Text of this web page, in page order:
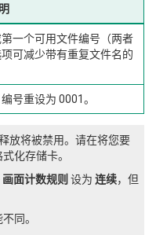
一个可用文件编号（两者
可减少带有重复文件名的
号重设为 0001。
放将被禁用。请在将您要
化存储卡。
画面计数规则 设为 连续，但
同。